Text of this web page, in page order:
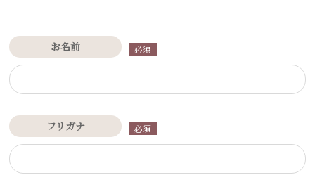
お名前 必須
フリガナ 必須